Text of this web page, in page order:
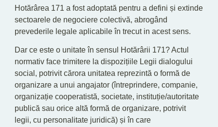
Hotărârea 171 a fost adoptată pentru a defini și extinde
sectoarele de negociere colectivă, abrogând
prevederile legale aplicabile în trecut in acest sens.
Dar ce este o unitate în sensul Hotărârii 171? Actul
normativ face trimitere la dispozițiile Legii dialogului
social, potrivit cărora unitatea reprezintă o formă de
organizare a unui angajator (întreprindere, companie,
organizație cooperatistă, societate, instituție/autoritate
publică sau orice altă formă de organizare, potrivit
legii, cu personalitate juridică) și în care